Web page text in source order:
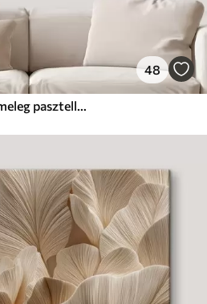
48
Absztrakt ginkgólevelek meleg pasztell színekben